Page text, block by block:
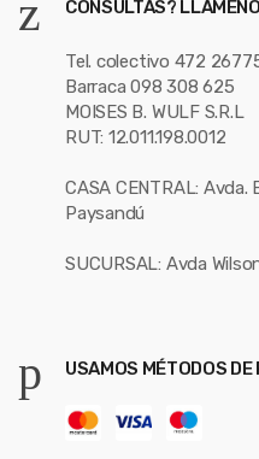
CONSULTAS?
Tel. colectivo 472
Barraca 098 308 625
MOISES B. WULF S.R.L
RUT: 12.011.198.0012
CASA CENTRAL: Avda.
Paysandú
SUCURSAL: Avda
USAMOS MÉTODOS DE